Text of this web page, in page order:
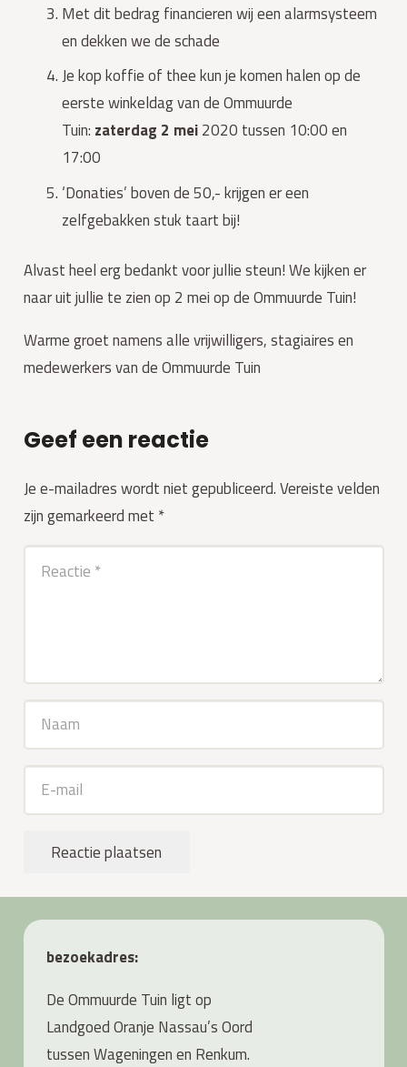
Met dit bedrag financieren wij een alarmsysteem
en dekken we de schade
Je kop koffie of thee kun je komen halen op de
eerste winkeldag van de Ommuurde
Tuin: zaterdag 2 mei 2020 tussen 10:00 en
17:00
‘Donaties’ boven de 50,- krijgen er een
zelfgebakken stuk taart bij!
Alvast heel erg bedankt voor jullie steun! We kijken er
naar uit jullie te zien op 2 mei op de Ommuurde Tuin!
Warme groet namens alle vrijwilligers, stagiaires en
medewerkers van de Ommuurde Tuin
Geef een reactie
Je e-mailadres wordt niet gepubliceerd.Vereiste velden
zijn gemarkeerd met *
Reactie plaatsen
bezoekadres:
De Ommuurde Tuin ligt op
Landgoed Oranje Nassau’s Oord
tussen Wageningen en Renkum.